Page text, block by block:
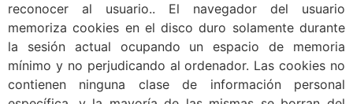
reconocer al usuario.. El navegador del usuario
memoriza cookies en el disco duro solamente durante
la sesión actual ocupando un espacio de memoria
mínimo y no perjudicando al ordenador. Las cookies no
contienen ninguna clase de información personal